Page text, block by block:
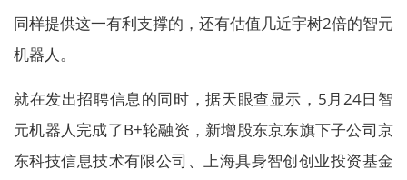
同样提供这一有利支撑的，还有估值几近宇树2倍的智元
机器人。
就在发出招聘信息的同时，据天眼查显示，5月24日智
元机器人完成了B+轮融资，新增股东京东旗下子公司京
东科技信息技术有限公司、上海具身智创创业投资基金